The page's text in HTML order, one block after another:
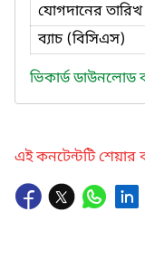
যোগদানের তারিখ
ব্যাচ (বিসিএস)
ভিকার্ড
এই কনটেন্টটি